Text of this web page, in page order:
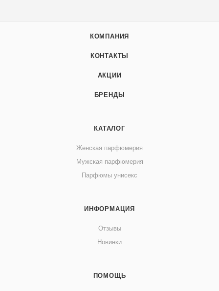
КОМПАНИЯ
КОНТАКТЫ
АКЦИИ
БРЕНДЫ
КАТАЛОГ
Женская парфюмерия
Мужская парфюмерия
Парфюмы унисекс
ИНФОРМАЦИЯ
Отзывы
Новинки
ПОМОЩЬ